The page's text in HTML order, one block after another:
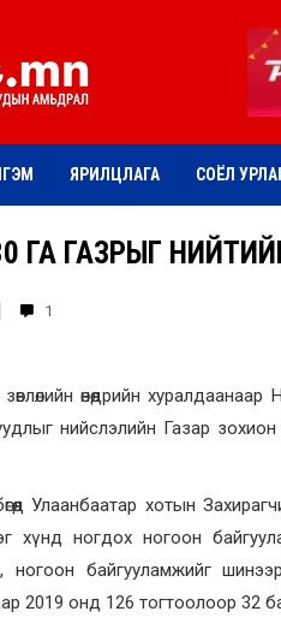
ЯРИЛЦЛАГА СОЁЛ
ГА ГАЗРЫГ
1
өнөөдрийн
нийслэлийн Газар
Улаанбаатар хотын
хүнд ногдох ногоон
ногоон байгууламжийг
2019 онд 126 тогтоолоор 32